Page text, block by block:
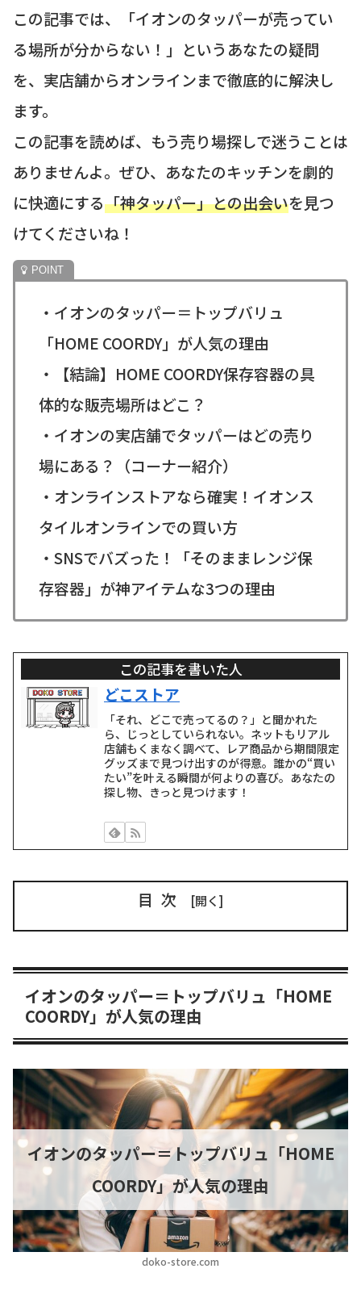
この記事では、「イオンのタッパーが売ってい
る場所が分からない！」というあなたの疑問
を、実店舗からオンラインまで徹底的に解決し
ます。
この記事を読めば、もう売り場探しで迷うことは
ありませんよ。ぜひ、あなたのキッチンを劇的
に快適にする「神タッパー」との出会いを見つ
けてくださいね！
・イオンのタッパー＝トップバリュ
「HOME COORDY」が人気の理由
・【結論】HOME COORDY保存容器の具
体的な販売場所はどこ？
・イオンの実店舗でタッパーはどの売り
場にある？（コーナー紹介）
・オンラインストアなら確実！イオンス
タイルオンラインでの買い方
・SNSでバズった！「そのままレンジ保
存容器」が神アイテムな3つの理由
この記事を書いた人
どこストア
「それ、どこで売ってるの？」と聞かれた
ら、じっとしていられない。ネットもリアル
店舗もくまなく調べて、レア商品から期間限定
グッズまで見つけ出すのが得意。誰かの“買い
たい”を叶える瞬間が何よりの喜び。あなたの
探し物、きっと見つけます！
目次
イオンのタッパー＝トップバリュ「HOME
COORDY」が人気の理由
doko-store.com
イオンのタッパー＝トップバリュ「HOME
COORDY」が人気の理由